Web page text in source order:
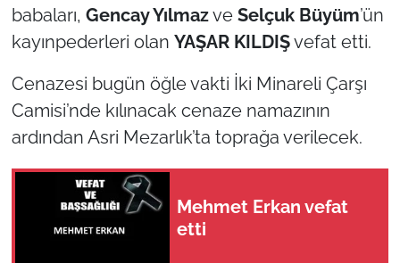
babaları, Gencay Yılmazve Selçuk Büyüm’ün
kayınpederleri olan YAŞAR KILDIŞvefat etti.
Cenazesi bugün öğle vakti İki Minareli Çarşı
Camisi’nde kılınacak cenaze namazının
ardından Asri Mezarlık’ta toprağa verilecek.
Mehmet Erkan vefat
etti
TEKİRDAĞ
KIRKLARELİ
ÇANAKKALE
TÜRKİYE
Bölge